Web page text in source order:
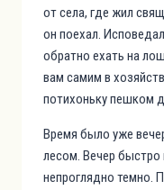
от села, где жил
он поехал.
обратно ехать на
вам самим в
потихоньку пешком
Время было уже
лесом. Вечер быстро
непроглядно темно.